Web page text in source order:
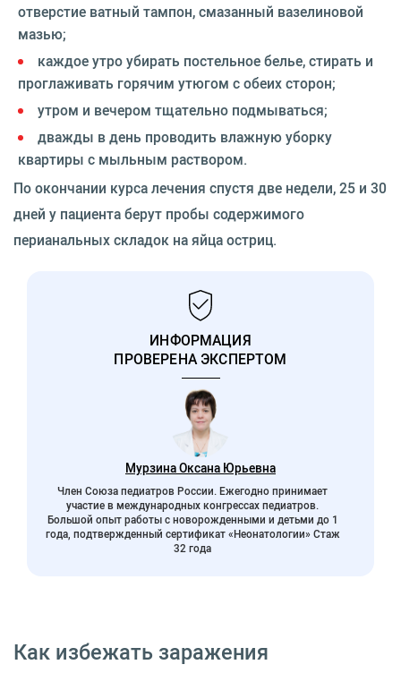
отверстие ватный тампон, смазанный вазелиновой
мазью;
каждое утро убирать постельное белье, стирать и
проглаживать горячим утюгом с обеих сторон;
утром и вечером тщательно подмываться;
дважды в день проводить влажную уборку
квартиры с мыльным раствором.
По окончании курса лечения спустя две недели, 25 и 30
дней у пациента берут пробы содержимого
перианальных складок на яйца остриц.
ИНФОРМАЦИЯ
ПРОВЕРЕНА ЭКСПЕРТОМ
Мурзина Оксана Юрьевна
Член Союза педиатров России. Ежегодно принимает
участие в международных конгрессах педиатров.
Большой опыт работы с новорожденными и детьми до 1
года, подтвержденный сертификат «Неонатологии» Стаж
32 года
Как избежать заражения